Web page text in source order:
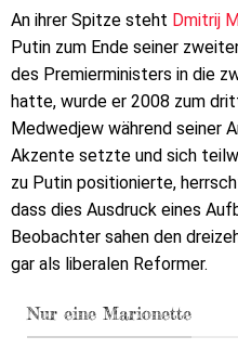
An ihrer Spitze steht Dmitrij
Putin zum Ende seiner
des Premierministers in die
hatte, wurde er 2008 zum
Medwedjew während seiner
Akzente setzte und sich
zu Putin positionierte,
dass dies Ausdruck eines
Beobachter sahen den
gar als liberalen Reformer.
Nur eine Marionette